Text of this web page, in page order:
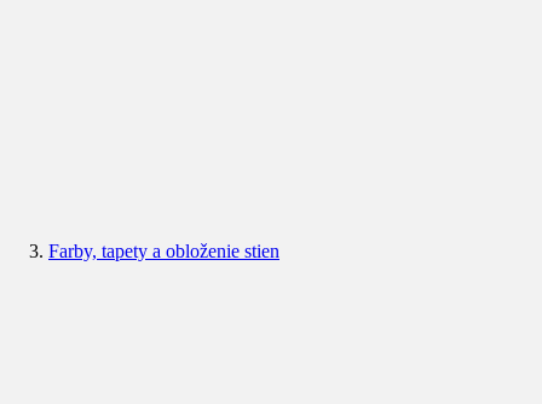
Farby, tapety a obloženie stien